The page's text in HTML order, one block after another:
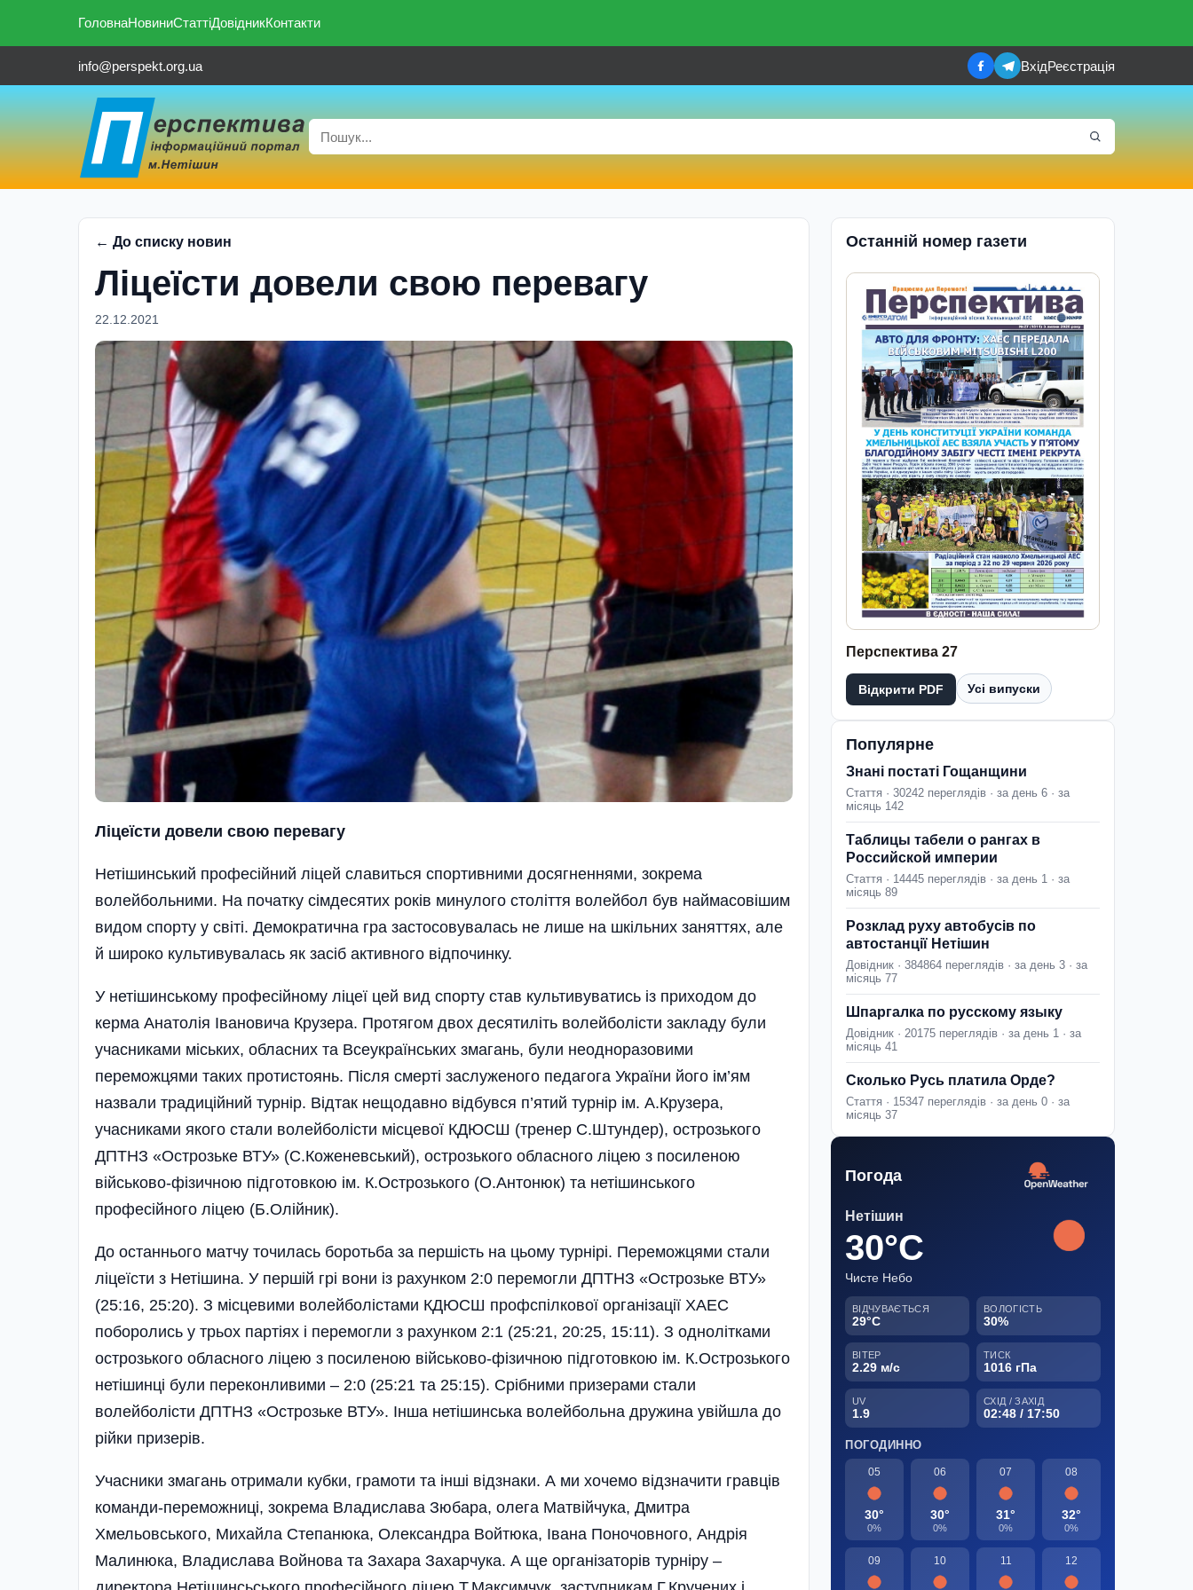
ГоловнаНовиниСтаттіДовідникКонтакти
info@perspekt.org.ua ВхідРеєстрація
← До списку новин
Ліцеїсти довели свою перевагу
22.12.2021
Ліцеїсти довели свою перевагу
Нетішинський професійний ліцей славиться спортивними досягненнями, зокрема
волейбольними. На початку сімдесятих років минулого століття волейбол був наймасовішим
видом спорту у світі. Демократична гра застосовувалась не лише на шкільних заняттях, але
й широко культивувалась як засіб активного відпочинку.
У нетішинському професійному ліцеї цей вид спорту став культивуватись із приходом до
керма Анатолія Івановича Крузера. Протягом двох десятиліть волейболісти закладу були
учасниками міських, обласних та Всеукраїнських змагань, були неодноразовими
переможцями таких протистоянь. Після смерті заслуженого педагога України його ім’ям
назвали традиційний турнір. Відтак нещодавно відбувся п’ятий турнір ім. А.Крузера,
учасниками якого стали волейболісти місцевої КДЮСШ (тренер С.Штундер), острозького
ДПТНЗ «Острозьке ВТУ» (С.Коженевський), острозького обласного ліцею з посиленою
військово-фізичною підготовкою ім. К.Острозького (О.Антонюк) та нетішинського
професійного ліцею (Б.Олійник).
До останнього матчу точилась боротьба за першість на цьому турнірі. Переможцями стали
ліцеїсти з Нетішина. У першій грі вони із рахунком 2:0 перемогли ДПТНЗ «Острозьке ВТУ»
(25:16, 25:20). З місцевими волейболістами КДЮСШ профспілкової організації ХАЕС
поборолись у трьох партіях і перемогли з рахунком 2:1 (25:21, 20:25, 15:11). З однолітками
острозького обласного ліцею з посиленою військово-фізичною підготовкою ім. К.Острозького
нетішинці були переконливими – 2:0 (25:21 та 25:15). Срібними призерами стали
волейболісти ДПТНЗ «Острозьке ВТУ». Інша нетішинська волейбольна дружина увійшла до
рійки призерів.
Учасники змагань отримали кубки, грамоти та інші відзнаки. А ми хочемо відзначити гравців
команди-переможниці, зокрема Владислава Зюбара, олега Матвійчука, Дмитра
Хмельовського, Михайла Степанюка, Олександра Войтюка, Івана Поночовного, Андрія
Малинюка, Владислава Войнова та Захара Захарчука. А ще організаторів турніру –
Останній номер газети
Перспектива 27
Відкрити PDF Усі випуски
Популярне
Знані постаті Гощанщини
Стаття · 30242 переглядів · за день 6 · за
місяць 142
Таблицы табели о рангах в
Российской империи
Стаття · 14445 переглядів · за день 1 · за
місяць 89
Розклад руху автобусів по
автостанції Нетішин
Довідник · 384864 переглядів · за день 3 · за
місяць 77
Шпаргалка по русскому языку
Довідник · 20175 переглядів · за день 1 · за
місяць 41
Сколько Русь платила Орде?
Стаття · 15347 переглядів · за день 0 · за
місяць 37
Погода
Нетішин
30°C
Чисте Небо
ВІДЧУВАЄТЬСЯ
29°C
ВОЛОГІСТЬ
30%
ВІТЕР
2.29 м/с
ТИСК
1016 гПа
UV
1.9
СХІД / ЗАХІД
02:48 / 17:50
ПОГОДИННО
05
30°
0%
06
30°
0%
07
31°
0%
08
32°
0%
09 10 11 12